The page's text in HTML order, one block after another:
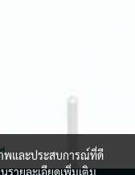
พและประสบการณ์ที่ดี
รายละเอียดเพิ่มเติม